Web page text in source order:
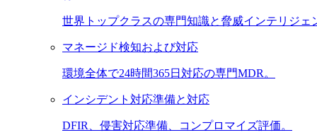
世界トップクラスの専門知識と脅威インテリジェ
マネージド検知および対応
環境全体で24時間365日対応の専門MDR。
インシデント対応準備と対応
DFIR、侵害対応準備、コンプロマイズ評価。